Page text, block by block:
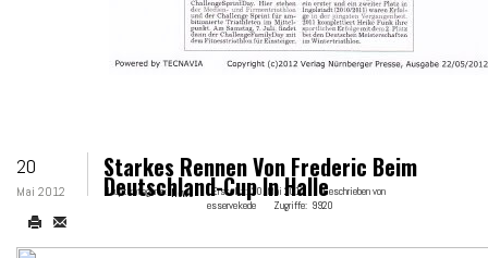
20
Mai 2012
Starkes Rennen Von Frederic Beim
Deutschland-Cup In Halle
Hauptkategorie: News Erstellt: 20. Mai 2012
Geschrieben von
esservekede
Zugriffe: 9920